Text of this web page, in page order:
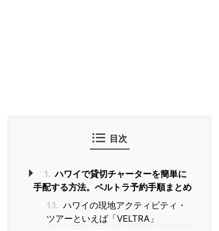
目次
1. ハワイで貸切チャーターを簡単に
手配する方法。ベルトラ予約手順まとめ
1.1. ハワイの現地アクティビティ・
ツアーといえば「VELTRA」